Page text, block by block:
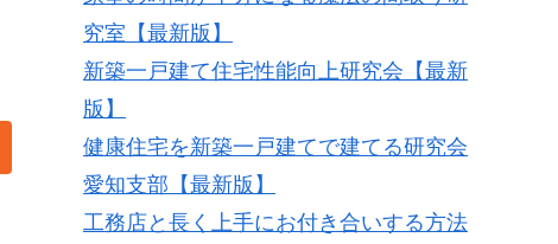
究室【最新版】
新築一戸建て住宅性能向上研究会【最新
版】
健康住宅を新築一戸建てで建てる研究会
愛知支部【最新版】
工務店と長く上手にお付き合いする方法